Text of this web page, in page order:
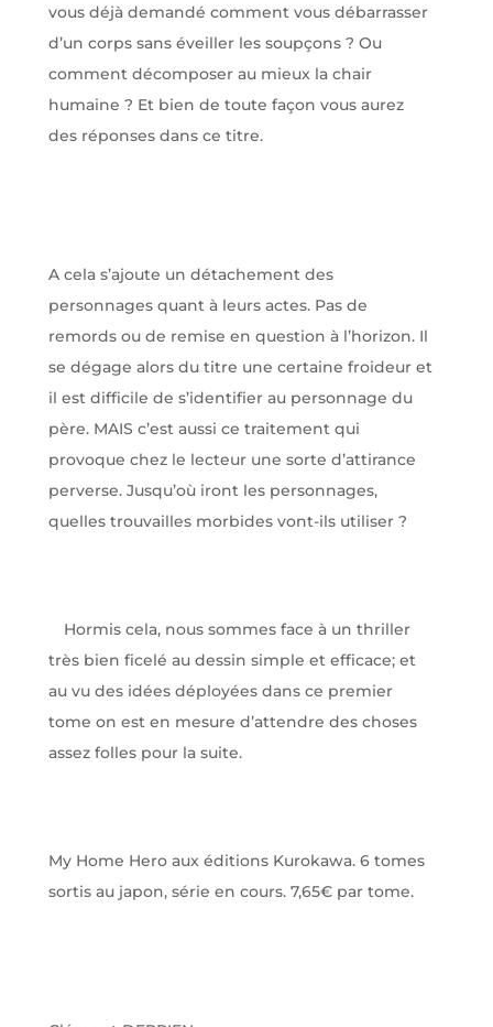
vous déjà demandé comment vous débarrasser
d’un corps sans éveiller les soupçons ? Ou
comment décomposer au mieux la chair
humaine ? Et bien de toute façon vous aurez
des réponses dans ce titre.
A cela s’ajoute un détachement des
personnages quant à leurs actes. Pas de
remords ou de remise en question à l’horizon. Il
se dégage alors du titre une certaine froideur et
il est difficile de s’identifier au personnage du
père. MAIS c’est aussi ce traitement qui
provoque chez le lecteur une sorte d’attirance
perverse. Jusqu’où iront les personnages,
quelles trouvailles morbides vont-ils utiliser ?
Hormis cela, nous sommes face à un thriller
très bien ficelé au dessin simple et efficace; et
au vu des idées déployées dans ce premier
tome on est en mesure d’attendre des choses
assez folles pour la suite.
My Home Hero aux éditions Kurokawa. 6 tomes
sortis au japon, série en cours. 7,65€ par tome.